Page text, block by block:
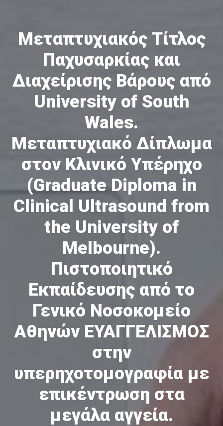
Μεταπτυχιακός Τίτλος
Παχυσαρκίας και
Διαχείρισης Βάρους από
University of South
Wales.
Μεταπτυχιακό Δίπλωμα
στον Κλινικό Υπέρηχο
(Graduate Diploma in
Clinical Ultrasound from
the University of
Melbourne).
Πιστοποιητικό
Εκπαίδευσης από το
Γενικό Νοσοκομείο
Αθηνών ΕΥΑΓΓΕΛΙΣΜΟΣ
στην
υπερηχοτομογραφία με
επικέντρωση στα
μεγάλα αγγεία.